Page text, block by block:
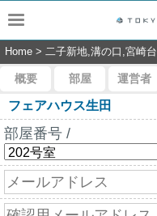
Home > 二子新地,溝の口,宮崎台
概要 部屋 運営者
フェアハウス生田
部屋番号 /